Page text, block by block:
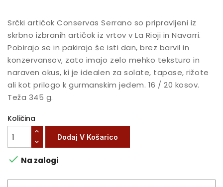
Srčki artičok Conservas Serrano so pripravljeni iz
skrbno izbranih artičok iz vrtov v La Rioji in Navarri.
Pobirajo se in pakirajo še isti dan, brez barvil in
konzervansov, zato imajo zelo mehko teksturo in
naraven okus, ki je idealen za solate, tapase, rižote
ali kot prilogo k gurmanskim jedem. 16 / 20 kosov.
Teža 345 g.
Količina
Dodaj V Košarico
 Na zalogi